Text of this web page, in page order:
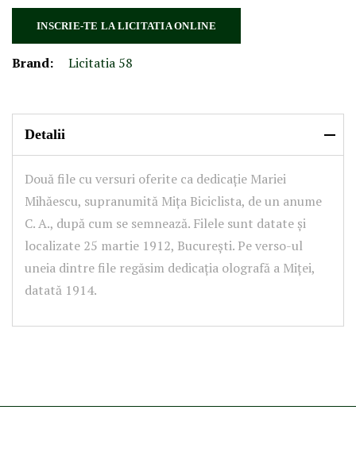
INSCRIE-TE LA LICITATIA ONLINE
Brand: Licitatia 58
Detalii
Două file cu versuri oferite ca dedicație Mariei
Mihăescu, supranumită Mița Biciclista, de un anume
C. A., după cum se semnează. Filele sunt datate și
localizate 25 martie 1912, București. Pe verso-ul
uneia dintre file regăsim dedicația olografă a Miței,
datată 1914.